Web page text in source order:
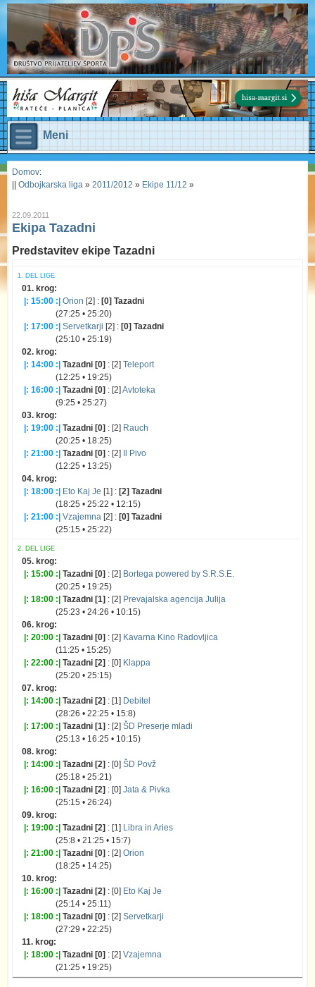
Meni
Domov:
Odbojkarska liga » 2011/2012 » Ekipe 11/12 »
22.09.2011
Ekipa Tazadni
Predstavitev ekipe Tazadni
1. DEL LIGE
01. krog:
|: 15:00 :| Orion [2] : [0] Tazadni
(27:25 • 25:20)
|: 17:00 :| Servetkarji [2] : [0] Tazadni
(25:10 • 25:19)
02. krog:
|: 14:00 :| Tazadni [0] : [2] Teleport
(12:25 • 19:25)
|: 16:00 :| Tazadni [0] : [2]Avtoteka
(9:25 • 25:27)
03. krog:
|: 19:00 :| Tazadni [0] : [2] Rauch
(20:25 • 18:25)
|: 21:00 :| Tazadni [0] : [2] Il Pivo
(12:25 • 13:25)
04. krog:
|: 18:00 :| Eto Kaj Je [1] : [2] Tazadni
(18:25 • 25:22 • 12:15)
|: 21:00 :| Vzajemna [2] : [0] Tazadni
(25:15 • 25:22)
2. DEL LIGE
05. krog:
|: 15:00 :| Tazadni [0] : [2] Bortega powered by S.R.S.E.
(20:25 • 19:25)
|: 18:00 :| Tazadni [1] : [2] Prevajalska agencija Julija
(25:23 • 24:26 • 10:15)
06. krog:
|: 20:00 :| Tazadni [0] : [2] Kavarna Kino Radovljica
(11:25 • 15:25)
|: 22:00 :| Tazadni [2] : [0] Klappa
(25:20 • 25:15)
07. krog:
|: 14:00 :| Tazadni [2] : [1] Debitel
(28:26 • 22:25 • 15:8)
|: 17:00 :| Tazadni [1] : [2] ŠD Preserje mladi
(25:13 • 16:25 • 10:15)
08. krog:
|: 14:00 :| Tazadni [2] : [0] ŠD Povž
(25:18 • 25:21)
|: 16:00 :| Tazadni [2] : [0] Jata & Pivka
(25:15 • 26:24)
09. krog:
|: 19:00 :| Tazadni [2] : [1] Libra in Aries
(25:8 • 21:25 • 15:7)
|: 21:00 :| Tazadni [0] : [2] Orion
(18:25 • 14:25)
10. krog:
|: 16:00 :| Tazadni [2] : [0] Eto Kaj Je
(25:14 • 25:11)
|: 18:00 :| Tazadni [0] : [2] Servetkarji
(27:29 • 22:25)
11. krog:
|: 18:00 :| Tazadni [0] : [2] Vzajemna
(21:25 • 19:25)